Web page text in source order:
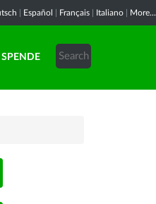
Español Français Italiano More...
SPENDE